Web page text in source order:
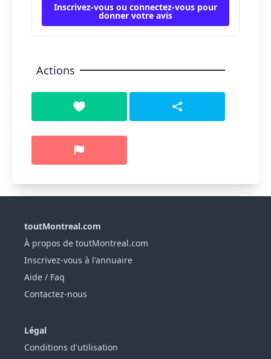
Inscrivez-vous ou connectez-vous pour
donner votre avis
Actions
toutMontreal.com
À propos de toutMontreal.com
Inscrivez-vous à l'annuaire
Aide / Faq
Contactez-nous
Légal
Conditions d'utilisation